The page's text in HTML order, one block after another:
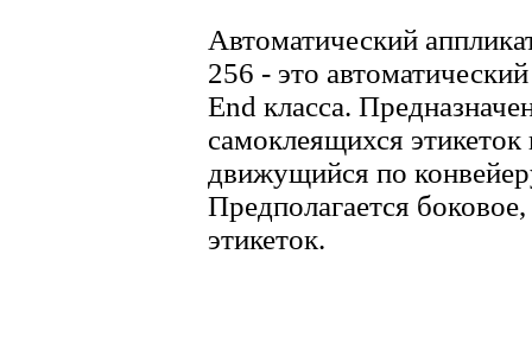
Автоматический
256 - это
End класса.
самоклеящихся
движущийся по
Предполагается
этикеток.